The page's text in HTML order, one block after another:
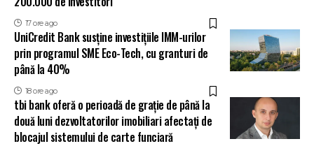
17 ore ago
UniCredit Bank susține investițiile IMM-urilor
prin programul SME Eco-Tech, cu granturi de
până la 40%
18 ore ago
tbi bank oferă o perioadă de grație de până la
două luni dezvoltatorilor imobiliari afectați de
blocajul sistemului de carte funciară